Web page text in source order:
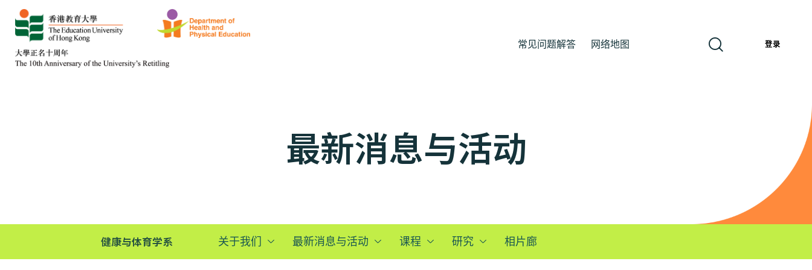
常见问题解答 网络地图 登录
最新消息与活动
健康与体育学系 关于我们 最新消息与活动 课程 研究 相片廊